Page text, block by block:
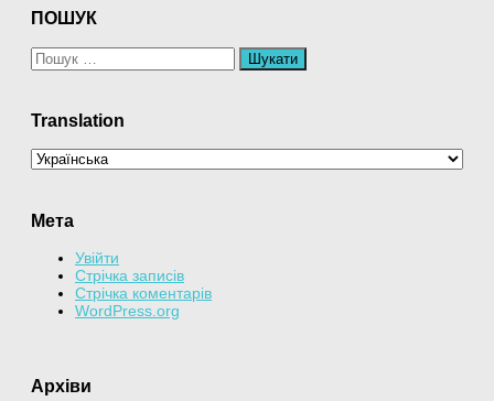
ПОШУК
Пошук:
Translation
Мета
Увійти
Стрічка записів
Стрічка коментарів
WordPress.org
Архіви